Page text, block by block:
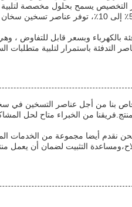
التخصيص يسمح بحلول مخصصة
مع تحمل خطأ الطاقة من +5٪ إلى 10٪،
بالكهرباء وبسعر قابل للتفاوض ،
التدفئة باستمرار لتلبية متطلبات
بنا من أجل عناصر التسخين في
من الخبراء متاح لحل
نحن نقدم أيضا مجموعة من الخدمات
التثبيت لضمان أن يعمل